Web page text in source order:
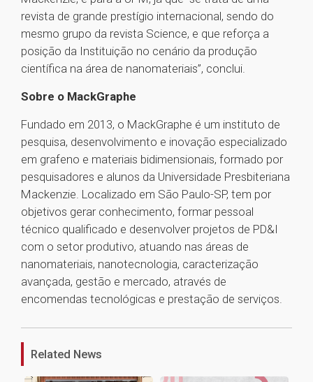
revista de grande prestígio internacional, sendo do
mesmo grupo da revista Science, e que reforça a
posição da Instituição no cenário da produção
científica na área de nanomateriais”, conclui.
Sobre o MackGraphe
Fundado em 2013, o MackGraphe é um instituto de
pesquisa, desenvolvimento e inovação especializado
em grafeno e materiais bidimensionais, formado por
pesquisadores e alunos da Universidade Presbiteriana
Mackenzie. Localizado em São Paulo-SP, tem por
objetivos gerar conhecimento, formar pessoal
técnico qualificado e desenvolver projetos de PD&I
com o setor produtivo, atuando nas áreas de
nanomateriais, nanotecnologia, caracterização
avançada, gestão e mercado, através de
encomendas tecnológicas e prestação de serviços.
1
Related News